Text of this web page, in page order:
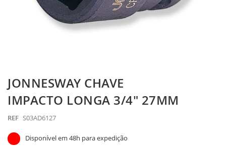
JONNESWAY CHAVE
IMPACTO LONGA 3/4" 27MM
REF S03AD6127
Disponível em 48h para expedição
Saltar
para
o
início
da
de
imagens